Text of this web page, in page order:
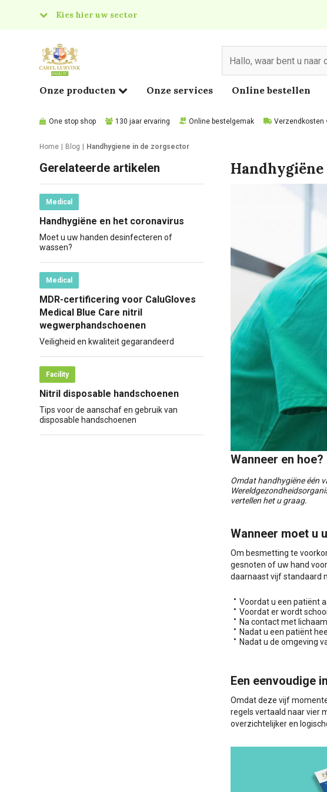
Kies hier uw sector
Food
Onze producten Onze services Online bestellen
One stop shop 130 jaar ervaring Online bestelgemak Verzendkosten
Home Blog Handhygiene in de zorgsector
Wanneer en hoe?
Omdat handhygiëne één
vertellen het u graag.
Wanneer moet u
Om besmetting te
gesnoten of uw hand
daarnaast vijf standaard
Voordat u een patiënt
Voordat er wordt
Na contact met
Nadat u een patiënt
Nadat u de omgeving
Een eenvoudige
Omdat deze vijf
regels vertaald naar vier
overzichtelijker en
Gerelateerde artikelen
Medical
Handhygiëne en het coronavirus
Moet u uw handen desinfecteren of
wassen?
Medical
MDR-certificering voor CaluGloves
Medical Blue Care nitril
wegwerphandschoenen
Veiligheid en kwaliteit gegarandeerd
Facility
Nitril disposable handschoenen
Tips voor de aanschaf en gebruik van
disposable handschoenen